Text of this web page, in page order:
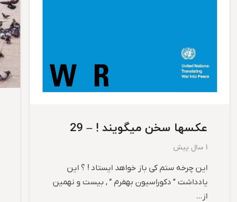
عکسها سخن میگویند ! – 29
1 سال پیش
این چرخه ستم کی باز خواهد ایستاد ! ؟ این
یادداشت ” دکوراسیون بهفرم ” , بیست و نهمین
از…